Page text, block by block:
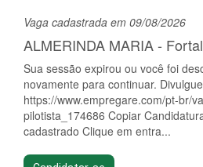
Vaga cadastrada em 09/08/2026
ALMERINDA MARIA -
Sua sessão expirou ou você foi
novamente para continuar.
https://www.empregare.com/pt-br/
pilotista_174686 Copiar
cadastrado Clique em entra...